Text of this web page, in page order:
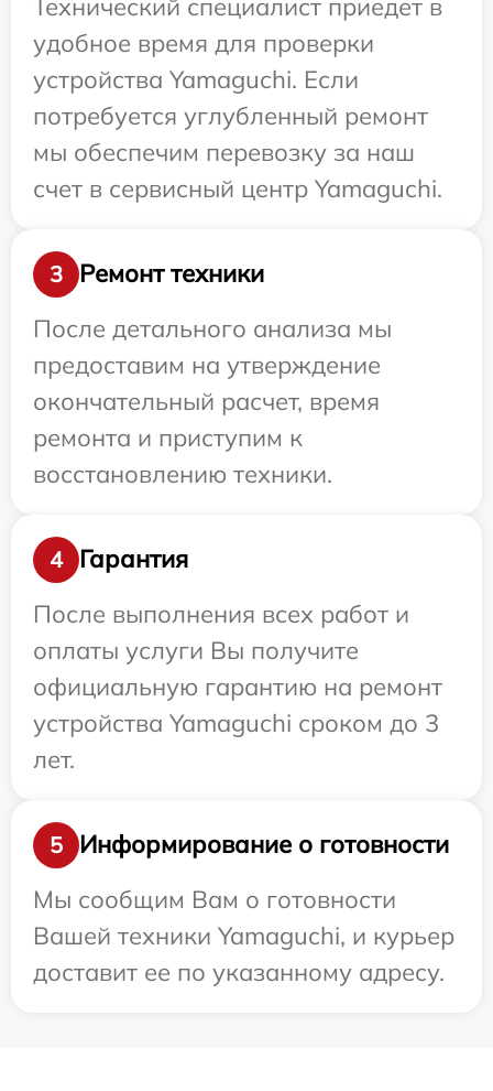
Технический специалист приедет в
удобное время для проверки
устройства Yamaguchi. Если
потребуется углубленный ремонт
мы обеспечим перевозку за наш
счет в сервисный центр Yamaguchi.
3
Ремонт техники
После детального анализа мы
предоставим на утверждение
окончательный расчет, время
ремонта и приступим к
восстановлению техники.
4
Гарантия
После выполнения всех работ и
оплаты услуги Вы получите
официальную гарантию на ремонт
устройства Yamaguchi сроком до 3
лет.
5
Информирование о готовности
Мы сообщим Вам о готовности
Вашей техники Yamaguchi, и курьер
доставит ее по указанному адресу.